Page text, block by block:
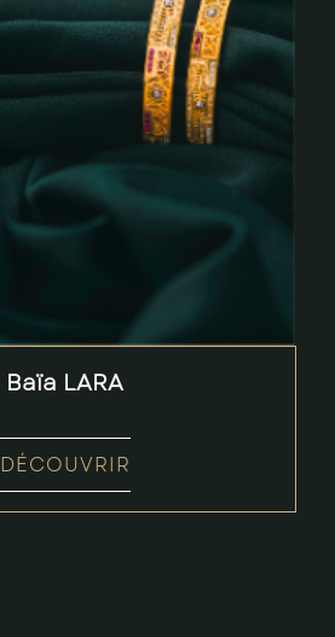
Baïa LARA
DÉCOUVRIR